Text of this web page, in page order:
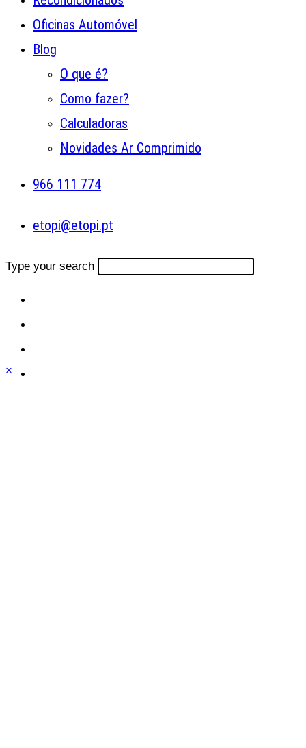
Oficinas Automóvel
Blog
O que é?
Como fazer?
Calculadoras
Novidades Ar Comprimido
966 111 774
etopi@etopi.pt
Type your search
×